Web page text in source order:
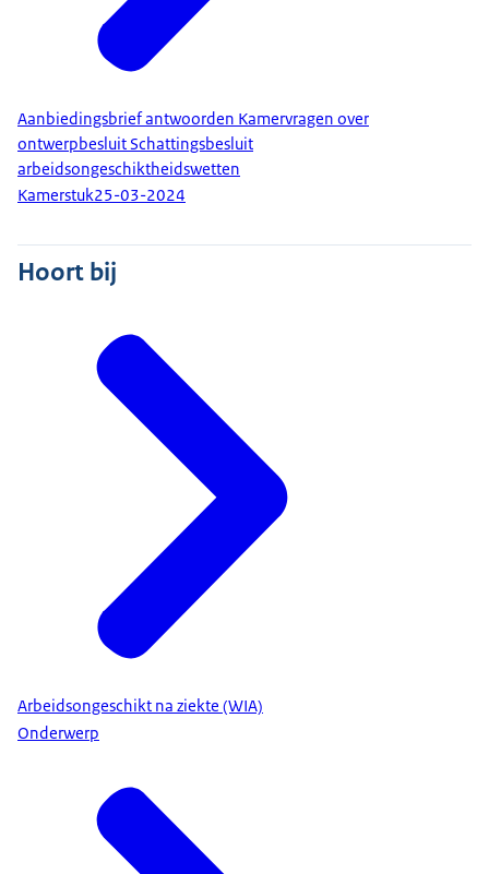
Aanbiedingsbrief antwoorden Kamervragen over
ontwerpbesluit Schattingsbesluit
arbeidsongeschiktheidswetten
Kamerstuk25-03-2024
Hoort bij
Arbeidsongeschikt na ziekte (WIA)
Onderwerp